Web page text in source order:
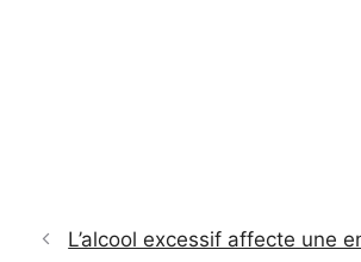
L’alcool excessif affecte une